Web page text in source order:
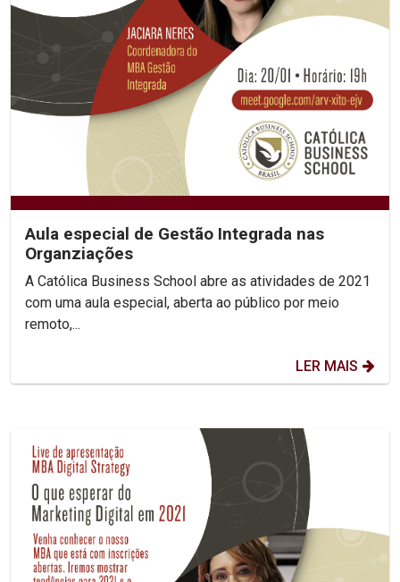
Aula especial de Gestão Integrada nas
Organziações
A Católica Business School abre as atividades de 2021
com uma aula especial, aberta ao público por meio
remoto,...
LER MAIS